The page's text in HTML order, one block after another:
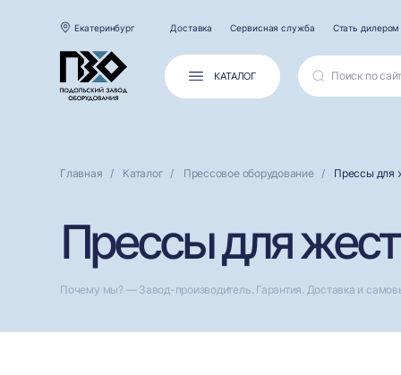
Екатеринбург Доставка Сервисная служба Стать дилером
КАТАЛОГ
Главная Каталог Прессовое оборудование Прессы для
Прессы для
Почему мы? — Завод-производитель. Гарантия. Доставка и